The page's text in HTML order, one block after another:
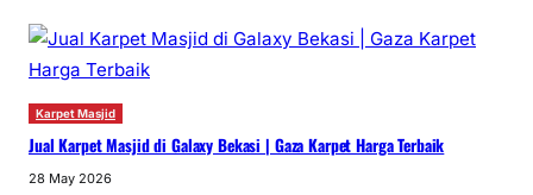
Karpet Masjid
Jual Karpet Masjid di Galaxy Bekasi | Gaza Karpet Harga Terbaik
28 May 2026